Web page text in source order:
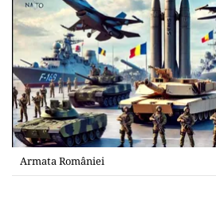
Armata României